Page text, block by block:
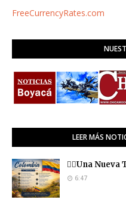
FreeCurrencyRates.com
LEER MÁS
❤️‍🔥Una
6:47